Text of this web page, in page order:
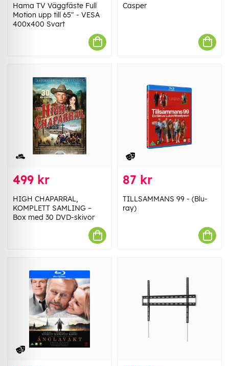
Hama TV Väggfäste Full
Motion upp till 65" - VESA
400x400 Svart
Casper
499 kr
HIGH CHAPARRAL,
KOMPLETT SAMLING –
Box med 30 DVD-skivor
87 kr
TILLSAMMANS 99 - (Blu-
ray)